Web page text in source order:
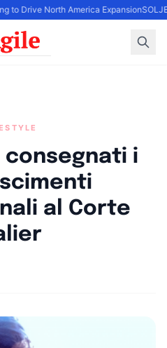
to Drive North America Expansion
consegnati i
al Corte